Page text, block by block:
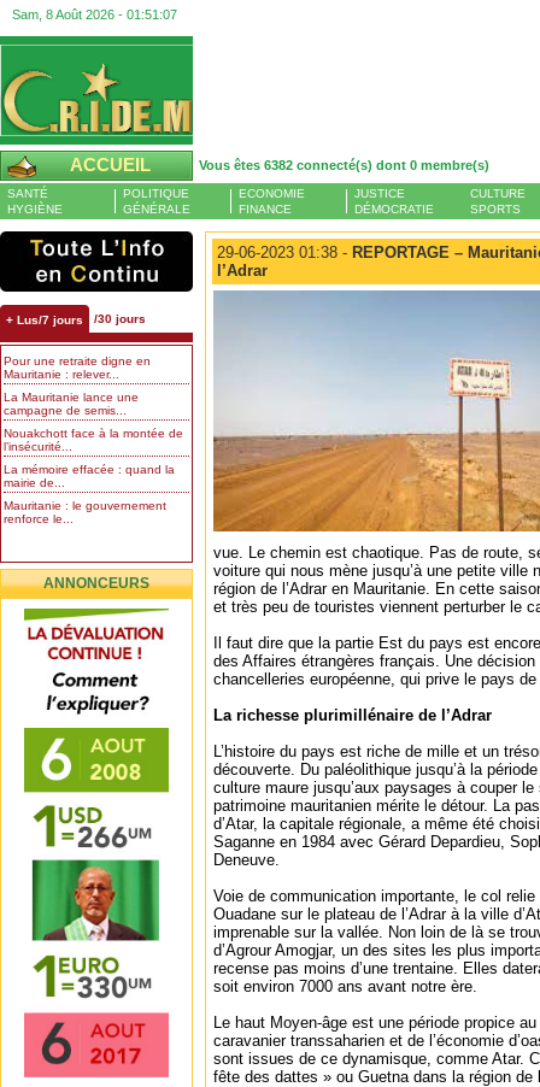
Sam, 8 Août 2026 - 01:51:08
ACCUEIL Vous êtes 6382 connecté(s) dont 0 membre(s)
SANTÉ
HYGIÈNE
POLITIQUE
GÉNÉRALE
ECONOMIE
FINANCE
JUSTICE
DÉMOCRATIE
CULTURE
SPORTS
+ Lus/7 jours /30 jours
Pour une retraite digne en
Mauritanie : relever...
La Mauritanie lance une
campagne de semis...
Nouakchott face à la montée de
l’insécurité...
La mémoire effacée : quand la
mairie de...
Mauritanie : le gouvernement
renforce le...
ANNONCEURS
29-06-2023 01:38 - REPORTAGE –
l’Adrar
vue. Le chemin est chaotique. Pas de route,
voiture qui nous mène jusqu’à une petite ville
région de l’Adrar en Mauritanie. En cette
et très peu de touristes viennent perturber le
Il faut dire que la partie Est du pays est
des Affaires étrangères français. Une
chancelleries européenne, qui prive le pays
La richesse plurimillénaire de l’Adrar
L’histoire du pays est riche de mille et un
découverte. Du paléolithique jusqu’à la
culture maure jusqu’aux paysages à couper le
patrimoine mauritanien mérite le détour. La
d’Atar, la capitale régionale, a même été
Saganne en 1984 avec Gérard Depardieu,
Deneuve.
Voie de communication importante, le col
Ouadane sur le plateau de l’Adrar à la ville
imprenable sur la vallée. Non loin de là se
d’Agrour Amogjar, un des sites les plus
recense pas moins d’une trentaine. Elles
soit environ 7000 ans avant notre ère.
Le haut Moyen-âge est une période propice
caravanier transsaharien et de l’économie
sont issues de ce dynamisque, comme Atar.
fête des dattes » ou Guetna dans la région de